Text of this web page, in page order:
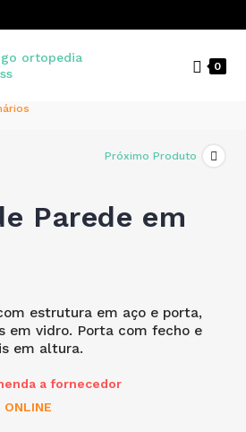
para a rede fixa 0
Próximo Produto
Parede em
estrutura em aço e porta,
em vidro. Porta com fecho e
em altura.
a fornecedor
ONLINE